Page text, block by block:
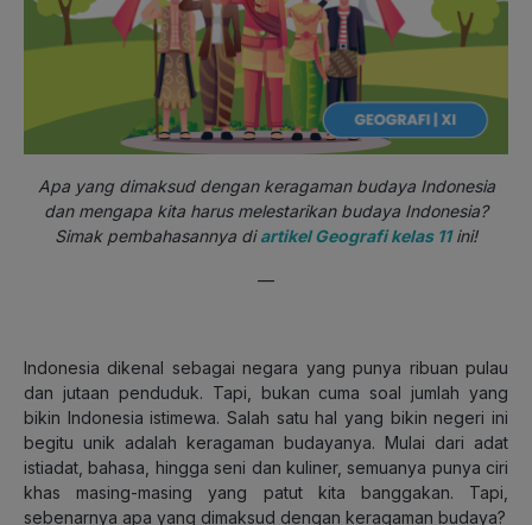
Apa yang dimaksud dengan keragaman budaya Indonesia
dan mengapa kita harus melestarikan budaya Indonesia?
Simak pembahasannya diartikel Geografi kelas 11ini!
—
Indonesia dikenal sebagai negara yang punya ribuan pulau
dan jutaan penduduk. Tapi, bukan cuma soal jumlah yang
bikin Indonesia istimewa. Salah satu hal yang bikin negeri ini
begitu unik adalah keragaman budayanya. Mulai dari adat
istiadat, bahasa, hingga seni dan kuliner, semuanya punya ciri
khas masing-masing yang patut kita banggakan. Tapi,
sebenarnya apa yang dimaksud dengan keragaman budaya?